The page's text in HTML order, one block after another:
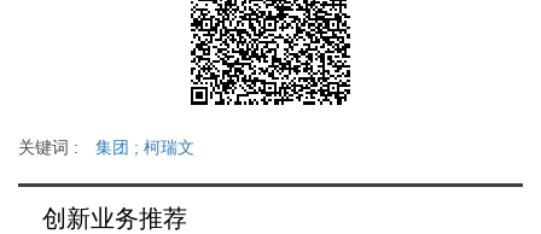
关键词 : 集团 ; 柯瑞文
创新业务推荐